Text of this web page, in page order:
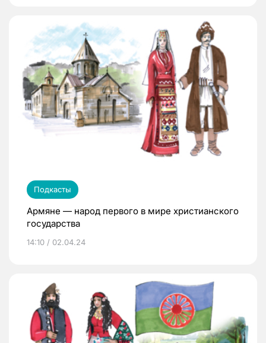
Подкасты
Армяне — народ первого в мире христианского
государства
14:10 / 02.04.24